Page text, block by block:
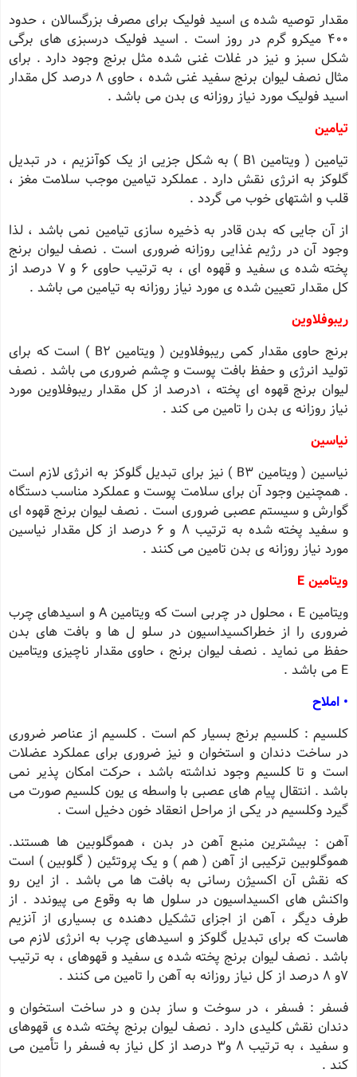
مقدار توصیه شده ی اسید فولیک برای مصرف بزرگسالان ، حدود
400 میکرو گرم در روز است . اسید فولیک درسبزی های برگی
شکل سبز و نیز در غلات غنی شده مثل برنج وجود دارد . برای
مثال نصف لیوان برنج سفید غنی شده ، حاوی 8 درصد کل مقدار
اسید فولیک مورد نیاز روزانه ی بدن می باشد .
تیامین
تیامین ( ویتامین B1 ) به شکل جزیی از یک کوآنزیم ، در تبدیل
گلوکز به انرژی نقش دارد . عملکرد تیامین موجب سلامت مغز ،
قلب و اشتهای خوب می گردد .
از آن جایی که بدن قادر به ذخیره سازی تیامین نمی باشد ، لذا
وجود آن در رژیم غذایی روزانه ضروری است . نصف لیوان برنج
پخته شده ی سفید و قهوه ای ، به ترتیب حاوی 6 و 7 درصد از
کل مقدار تعیین شده ی مورد نیاز روزانه به تیامین می باشد .
ریبوفلاوین
برنج حاوی مقدار کمی ریبوفلاوین ( ویتامین B2 ) است که برای
تولید انرژی و حفظ بافت پوست و چشم ضروری می باشد . نصف
لیوان برنج قهوه ای پخته ، 1درصد از کل مقدار ریبوفلاوین مورد
نیاز روزانه ی بدن را تامین می کند .
نیاسین
نیاسین ( ویتامین B3 ) نیز برای تبدیل گلوکز به انرژی لازم است
. همچنین وجود آن برای سلامت پوست و عملکرد مناسب دستگاه
گوارش و سیستم عصبی ضروری است . نصف لیوان برنج قهوه ای
و سفید پخته شده به ترتیب 8 و 6 درصد از کل مقدار نیاسین
مورد نیاز روزانه ی بدن تامین می کنند .
ویتامین E
ویتامین E ، محلول در چربی است که ویتامین A و اسیدهای چرب
ضروری را از خطراکسیداسیون در سلو ل ها و بافت های بدن
حفظ می نماید . نصف لیوان برنج ، حاوی مقدار ناچیزی ویتامین
E می باشد .
• املاح
کلسیم : کلسیم برنج بسیار کم است . کلسیم از عناصر ضروری
در ساخت دندان و استخوان و نیز ضروری برای عملکرد عضلات
است و تا کلسیم وجود نداشته باشد ، حرکت امکان پذیر نمی
باشد . انتقال پیام های عصبی با واسطه ی یون کلسیم صورت می
گیرد وکلسیم در یکی از مراحل انعقاد خون دخیل است .
آهن : بیشترین منبع آهن در بدن ، هموگلوبین ها هستند.
هموگلوبین ترکیبی از آهن ( هم ) و یک پروتئین ( گلوبین ) است
که نقش آن اکسیژن رسانی به بافت ها می باشد . از این رو
واکنش های اکسیداسیون در سلول ها به وقوع می پیوندد . از
طرف دیگر ، آهن از اجزای تشکیل دهنده ی بسیاری از آنزیم
هاست که برای تبدیل گلوکز و اسیدهای چرب به انرژی لازم می
باشد . نصف لیوان برنج پخته شده ی سفید و قهوهای ، به ترتیب
7و 8 درصد از کل نیاز روزانه به آهن را تامین می کنند .
فسفر : فسفر ، در سوخت و ساز بدن و در ساخت استخوان و
دندان نقش کلیدی دارد . نصف لیوان برنج پخته شده ی قهوهای
و سفید ، به ترتیب 8 و3 درصد از کل نیاز به فسفر را تأمین می
کند .